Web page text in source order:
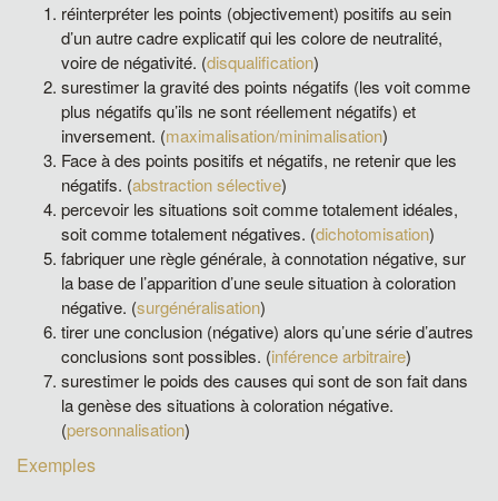
réinterpréter les points (objectivement) positifs au sein
d’un autre cadre explicatif qui les colore de neutralité,
voire de négativité. (disqualification)
surestimer la gravité des points négatifs (les voit comme
plus négatifs qu’ils ne sont réellement négatifs) et
inversement. (maximalisation/minimalisation)
Face à des points positifs et négatifs, ne retenir que les
négatifs. (abstraction sélective)
percevoir les situations soit comme totalement idéales,
soit comme totalement négatives. (dichotomisation)
fabriquer une règle générale, à connotation négative, sur
la base de l’apparition d’une seule situation à coloration
négative. (surgénéralisation)
tirer une conclusion (négative) alors qu’une série d’autres
conclusions sont possibles. (inférence arbitraire)
surestimer le poids des causes qui sont de son fait dans
la genèse des situations à coloration négative.
(personnalisation)
Exemples